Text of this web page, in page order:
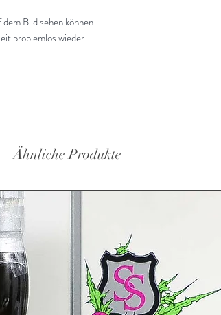
Bild sehen können.
problemlos wieder
Ähnliche Produkte